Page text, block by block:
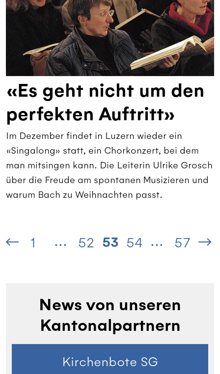
«Es geht nicht um den
perfekten Auftritt»
Im Dezember findet in Luzern wieder ein
«Singalong» statt, ein Chorkonzert, bei dem
man mitsingen kann. Die Leiterin Ulrike Grosch
über die Freude am spontanen Musizieren und
warum Bach zu Weihnachten passt.
1 ... 52 53 54 ... 57
News von unseren
Kantonalpartnern
Kirchenbote SG